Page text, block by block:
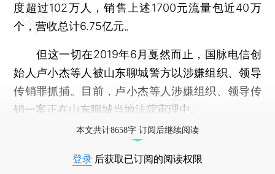
度超过102万人，销售上述1700元流量包近40万
个，营收总计6.75亿元。
但这一切在2019年6月戛然而止，国脉电信创
始人卢小杰等人被山东聊城警方以涉嫌组织、领导
传销罪抓捕。目前，卢小杰等人涉嫌组织、领导传
销一案正在山东聊城当地法院审理中。
本文共计8658字 订阅后继续阅读
登录 后获取已订阅的阅读权限